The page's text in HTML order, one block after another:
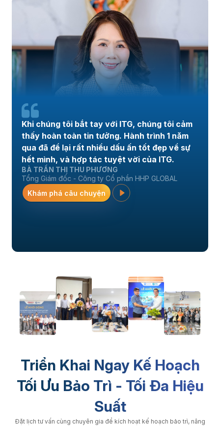
Khi chúng tôi bắt tay với ITG, chúng tôi cảm
thấy hoàn toàn tin tưởng. Hành trình 1 năm
qua đã để lại rất nhiều dấu ấn tốt đẹp về sự
hết mình, và hợp tác tuyệt vời của ITG.
BÀ TRẦN THỊ THU PHƯƠNG
Tổng Giám đốc - Công ty Cổ phần HHP GLOBAL
Khám phá câu chuyện
Triển Khai Ngay Kế Hoạch
Tối Ưu Bảo Trì - Tối Đa Hiệu
Suất
Đặt lịch tư vấn cùng chuyên gia để kích hoạt kế hoạch bảo trì, nâng